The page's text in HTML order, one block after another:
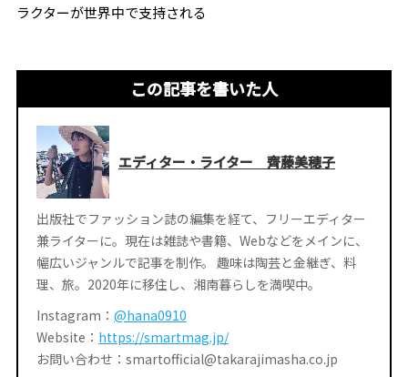
ラクターが世界中で支持される
この記事を書いた人
エディター・ライター 齊藤美穂子
出版社でファッション誌の編集を経て、フリーエディター
兼ライターに。現在は雑誌や書籍、Webなどをメインに、
幅広いジャンルで記事を制作。 趣味は陶芸と金継ぎ、料
理、旅。2020年に移住し、湘南暮らしを満喫中。
Instagram： @hana0910
Website： https://smartmag.jp/
お問い合わせ：smartofficial@takarajimasha.co.jp